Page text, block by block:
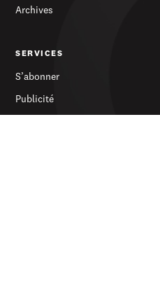
Archives
SERVICES
S’abonner
Publicité